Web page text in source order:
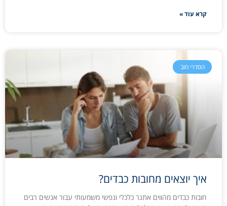
קרא עוד »
הסדרי חוב
איך יוצאים מחובות כבדים?
חובות כבדים מהווים אתגר כלכלי ונפשי משמעותי עבור אנשים רבים